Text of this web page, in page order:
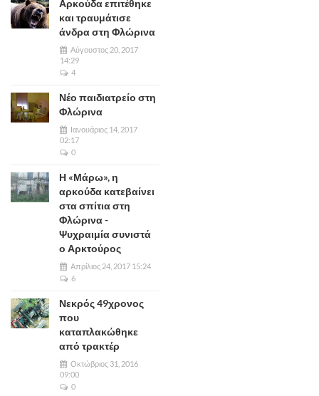
Αρκούδα επιτέθηκε
και τραυμάτισε
άνδρα στη Φλώρινα
Αύγουστος 20, 2017
14:29
4
Νέο παιδιατρείο στη
Φλώρινα
Ιανουάριος 14, 2017
02:17
0
Η «Μάρω», η
αρκούδα κατεβαίνει
στα σπίτια στη
Φλώρινα -
Ψυχραιμία συνιστά
ο Αρκτούρος
Απρίλιος 24, 2017 15:24
6
Νεκρός 49χρονος
που
καταπλακώθηκε
από τρακτέρ
Οκτώβριος 31, 2016
09:00
0